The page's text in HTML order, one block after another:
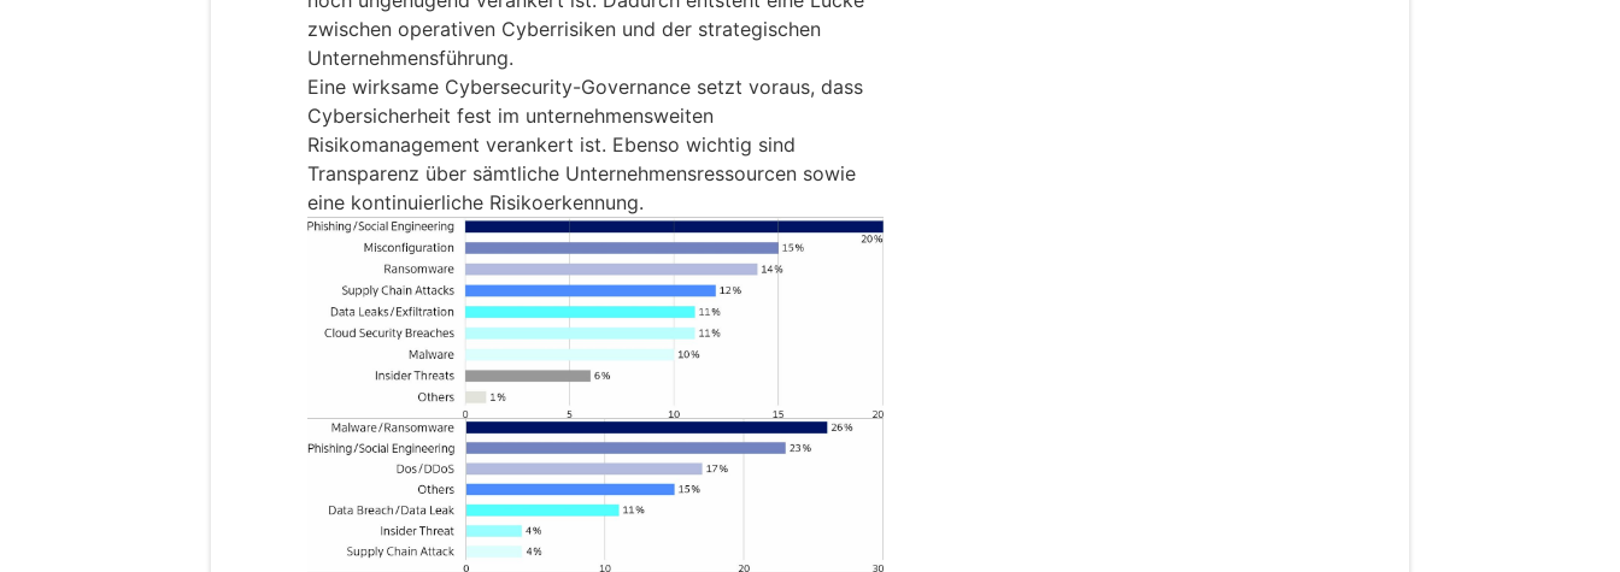
zwischen operativen Cyberrisiken und der strategischen
Unternehmensführung.
Eine wirksame Cybersecurity-Governance setzt voraus, dass
Cybersicherheit fest im unternehmensweiten
Risikomanagement verankert ist. Ebenso wichtig sind
Transparenz über sämtliche Unternehmensressourcen sowie
eine kontinuierliche Risikoerkennung.